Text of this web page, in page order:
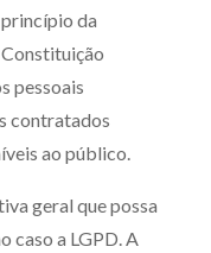
da
pessoais
contratados
ao público.
geral que possa
caso a LGPD. A